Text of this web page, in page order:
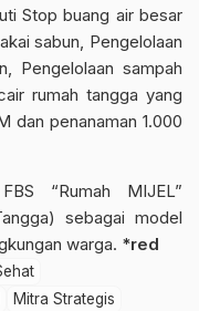
Stop buang air besar
sabun, Pengelolaan
Pengelolaan sampah
rumah tangga yang
dan penanaman 1.000
“Rumah MIJEL”
sebagai model
warga. *red
Mitra Strategis